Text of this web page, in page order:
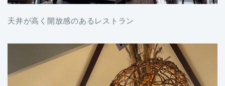
天井が高く開放感のあるレストラン